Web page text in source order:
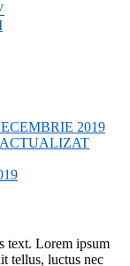
2019
text. Lorem ipsum
tellus, luctus nec